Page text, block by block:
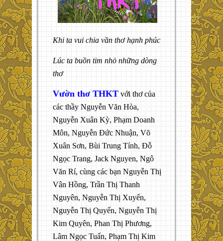
Khi ta vui chia vần thơ hạnh phúc
Lúc ta buồn tim nhỏ những dòng
thơ
Vườn thơ THKT với thơ của
các thầy Nguyễn Văn Hòa,
Nguyễn Xuân Kỳ, Phạm Doanh
Môn, Nguyễn Đức Nhuận, Võ
Xuân Sơn, Bùi Trung Tính, Đỗ
Ngọc Trang, Jack Nguyen, Ngô
Văn Rí, cùng các bạn Nguyễn Thị
Vân Hồng, Trần Thị Thanh
Nguyên, Nguyễn Thị Xuyến,
Nguyễn Thị Quyến, Nguyễn Thị
Kim Quyên, Phan Thị Phương,
Lâm Ngọc Tuấn, Phạm Thị Kim